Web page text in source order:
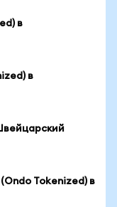
в
в
Tokenized) в